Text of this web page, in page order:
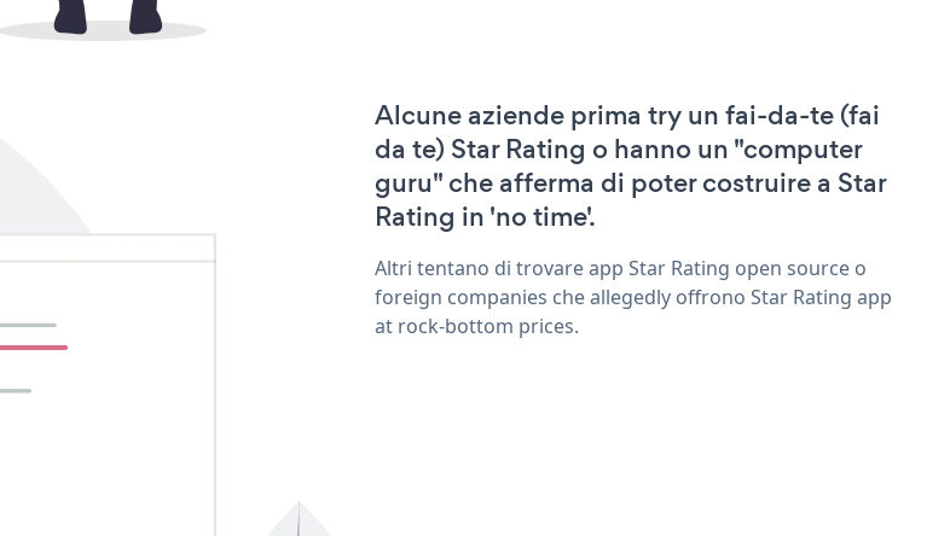
Alcune aziende prima try un fai-da-te (fai
da te) Star Rating o hanno un "computer
guru" che afferma di poter costruire a Star
Rating in 'no time'.
Altri tentano di trovare app Star Rating open source o
foreign companies che allegedly offrono Star Rating app
at rock-bottom prices.